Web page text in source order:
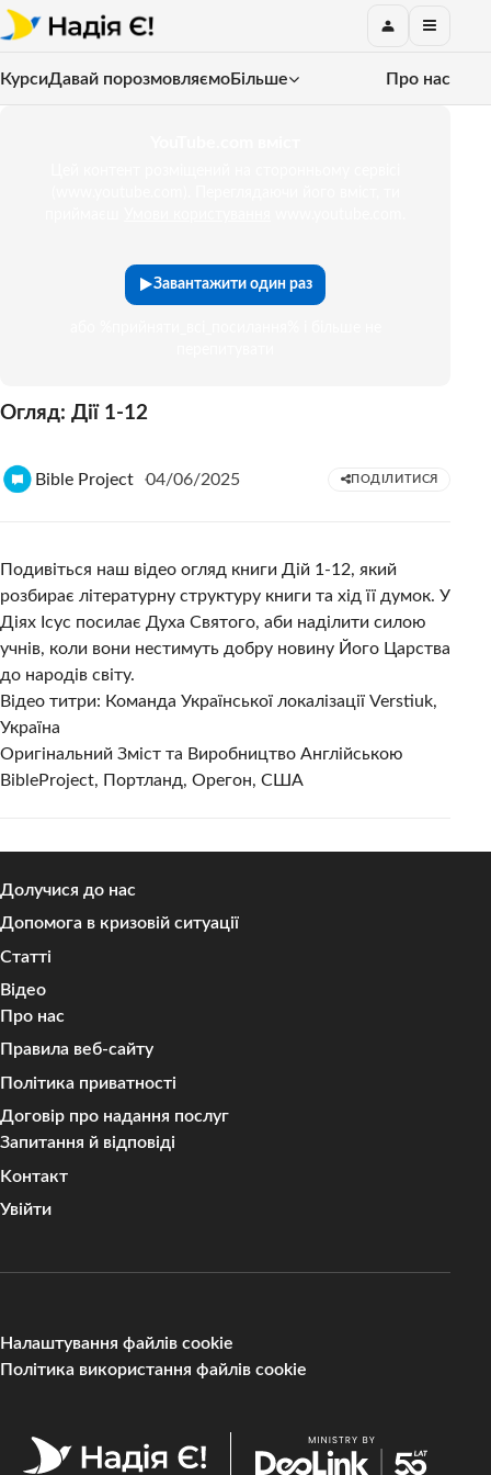
КурсиДавай порозмовляємоБільше Про нас
Завантажити один раз
Огляд: Дії 1-12
Bible Project 04/06/2025 ПОДІЛИТИСЯ
Подивіться наш відео огляд книги Дій 1-12, який
розбирає літературну структуру книги та хід її думок. У
Діях Ісус посилає Духа Святого, аби наділити силою
учнів, коли вони нестимуть добру новину Його Царства
до народів світу.
Відео титри: Команда Української локалізації Verstiuk,
Україна
Оригінальний Зміст та Виробництво Англійською
BibleProject, Портланд, Орегон, США
Долучися до нас
Допомога в кризовій ситуації
Статті
Відео
Про нас
Правила веб-сайту
Політика приватності
Договір про надання послуг
Запитання й відповіді
Kонтакт
Увійти
Налаштування файлів cookie
Політика використання файлів cookie